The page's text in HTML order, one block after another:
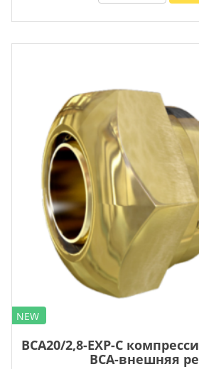
NEW
BCA20/2,8-EXP-C
ВСА-внешняя